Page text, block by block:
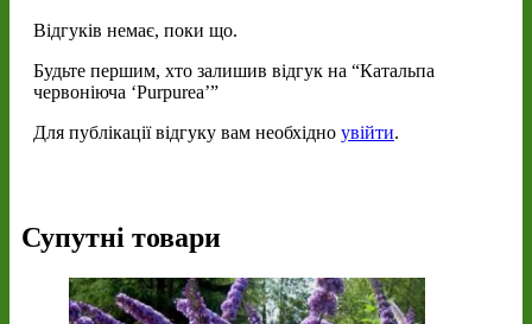
Відгуків немає, поки що.
Будьте першим, хто залишив відгук на “Катальпа
червоніюча ‘Purpurea’”
Для публікації відгуку вам необхідно увійти.
Супутні товари